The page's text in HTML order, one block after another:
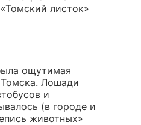
листок»
ощутимая
Томска. Лошади
и
(в городе и
животных»